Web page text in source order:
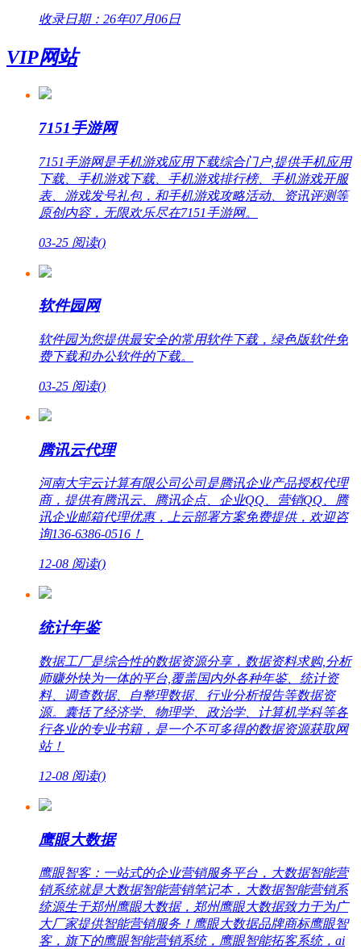
收录日期：26年07月06日
VIP网站
7151手游网
7151手游网是手机游戏应用下载综合门户,提供手机应用
下载、手机游戏下载、手机游戏排行榜、手机游戏开服
表、游戏发号礼包，和手机游戏攻略活动、资讯评测等
原创内容，无限欢乐尽在7151手游网。
03-25 阅读()
软件园网
软件园为您提供最安全的常用软件下载，绿色版软件免
费下载和办公软件的下载。
03-25 阅读()
腾讯云代理
河南大宇云计算有限公司公司是腾讯企业产品授权代理
商，提供有腾讯云、腾讯企点、企业QQ、营销QQ、腾
讯企业邮箱代理优惠，上云部署方案免费提供，欢迎咨
询136-6386-0516！
12-08 阅读()
统计年鉴
数据工厂是综合性的数据资源分享，数据资料求购,分析
师赚外快为一体的平台,覆盖国内外各种年鉴、统计资
料、调查数据、自整理数据、行业分析报告等数据资
源。囊括了经济学、物理学、政治学、计算机学科等各
行各业的专业书籍，是一个不可多得的数据资源获取网
站！
12-08 阅读()
鹰眼大数据
鹰眼智客：一站式的企业营销服务平台，大数据智能营
销系统就是大数据智能营销笔记本，大数据智能营销系
统源生于郑州鹰眼大数据，郑州鹰眼大数据致力于为广
大厂家提供智能营销服务！鹰眼大数据品牌商标鹰眼智
客，旗下的鹰眼智能营销系统，鹰眼智能拓客系统，ai